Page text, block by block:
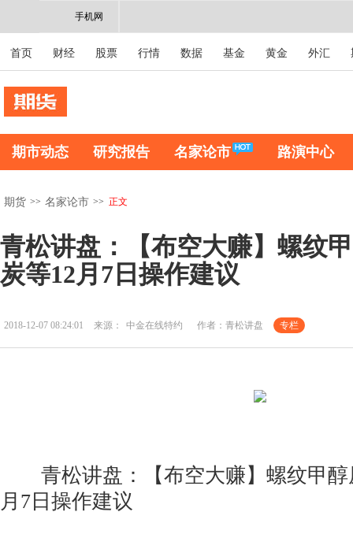
手机网
首页 财经 股票 行情 数据 基金 黄金 外汇
期市动态 研究报告 名家论市 路演中心
期货 >> 名家论市 >> 正文
青松讲盘：【布空大赚】螺纹
炭等12月7日操作建议
2018-12-07 08:24:01 来源： 中金在线特约 作者：青松讲盘 专栏
青松讲盘：【布空大赚】螺纹甲醇
月7日操作建议